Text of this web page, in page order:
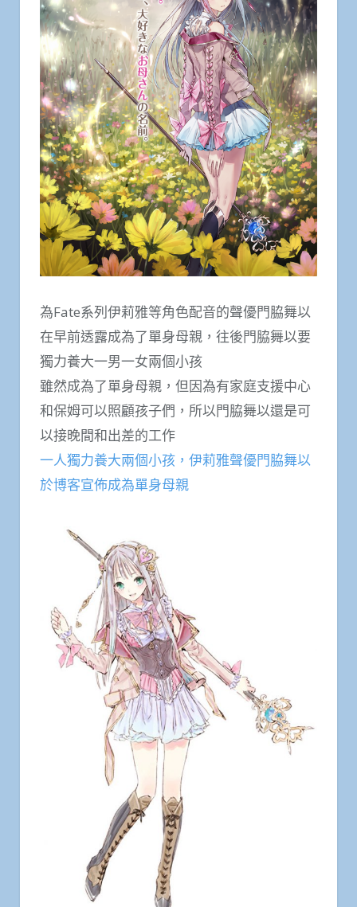
為Fate系列伊莉雅等角色配音的聲優門脇舞以
在早前透露成為了單身母親，往後門脇舞以要
獨力養大一男一女兩個小孩
雖然成為了單身母親，但因為有家庭支援中心
和保姆可以照顧孩子們，所以門脇舞以還是可
以接晚間和出差的工作
一人獨力養大兩個小孩，伊莉雅聲優門脇舞以
於博客宣佈成為單身母親